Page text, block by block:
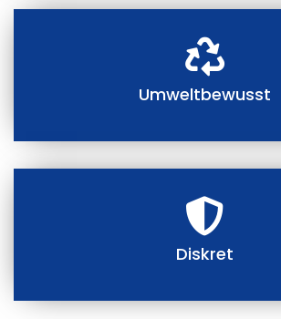
Umweltbewusst
Diskret